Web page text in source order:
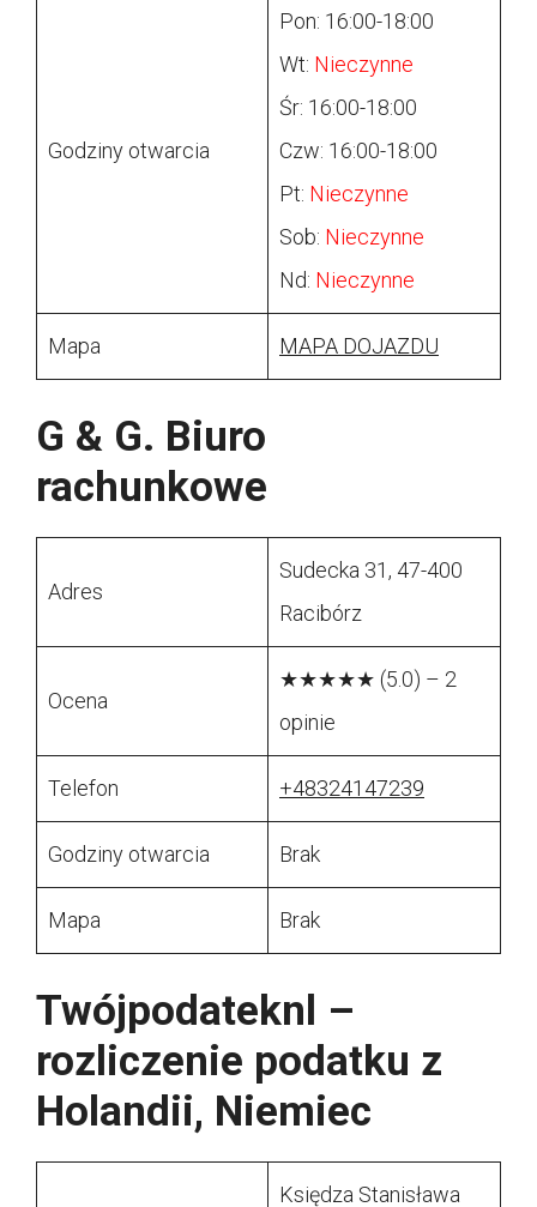
Godziny otwarcia
Pon: 16:00-18:00
Wt: Nieczynne
Śr: 16:00-18:00
Czw: 16:00-18:00
Pt: Nieczynne
Sob: Nieczynne
Nd: Nieczynne
Mapa MAPA DOJAZDU
G & G. Biuro
rachunkowe
Adres
Sudecka 31, 47-400
Racibórz
Ocena
★★★★★ (5.0) – 2
opinie
Telefon +48324147239
Godziny otwarcia Brak
Mapa Brak
Twójpodateknl –
rozliczenie podatku z
Holandii, Niemiec
Księdza Stanisława